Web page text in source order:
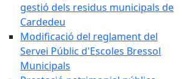
gestió dels residus municipals de
Cardedeu
Modificació del reglament del
Servei Públic d'Escoles Bressol
Municipals